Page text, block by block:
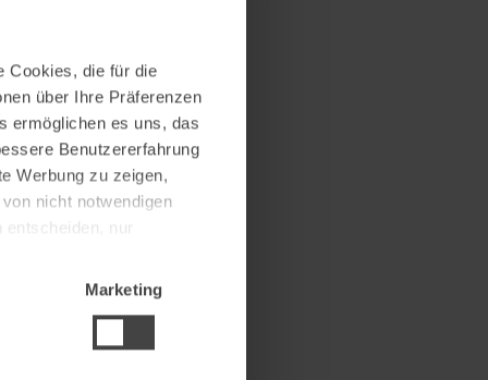
Cookies, die für die
über Ihre Präferenzen
ermöglichen es uns, das
Benutzererfahrung
Werbung zu zeigen,
nicht notwendigen
nur
Marketing